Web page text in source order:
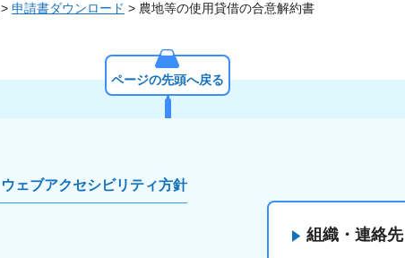
> 申請書ダウンロード > 農地等の使用貸借の合意解約書
ページの先頭へ戻る
ウェブアクセシビリティ方針
組織・連絡先